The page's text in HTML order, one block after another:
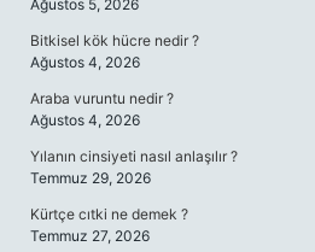
Ağustos 5, 2026
Bitkisel kök hücre nedir ?
Ağustos 4, 2026
Araba vuruntu nedir ?
Ağustos 4, 2026
Yılanın cinsiyeti nasıl anlaşılır ?
Temmuz 29, 2026
Kürtçe cıtki ne demek ?
Temmuz 27, 2026